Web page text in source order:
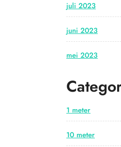
juli 2023
juni 2023
mei 2023
1 meter
10 meter